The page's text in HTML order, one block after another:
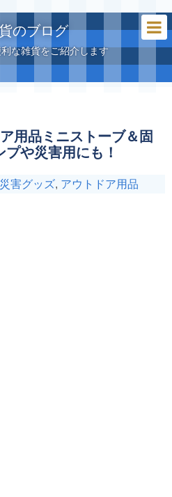
のブログ
な雑貨をご紹介します
用品ミニストーブ＆固
や災害用にも！
災害グッズ, アウトドア用品